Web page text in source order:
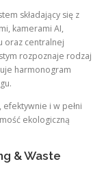
składający się z
kamerami AI,
oraz centralnej
rozpoznaje rodzaj
harmonogram
i w pełni
ekologiczną
& Waste